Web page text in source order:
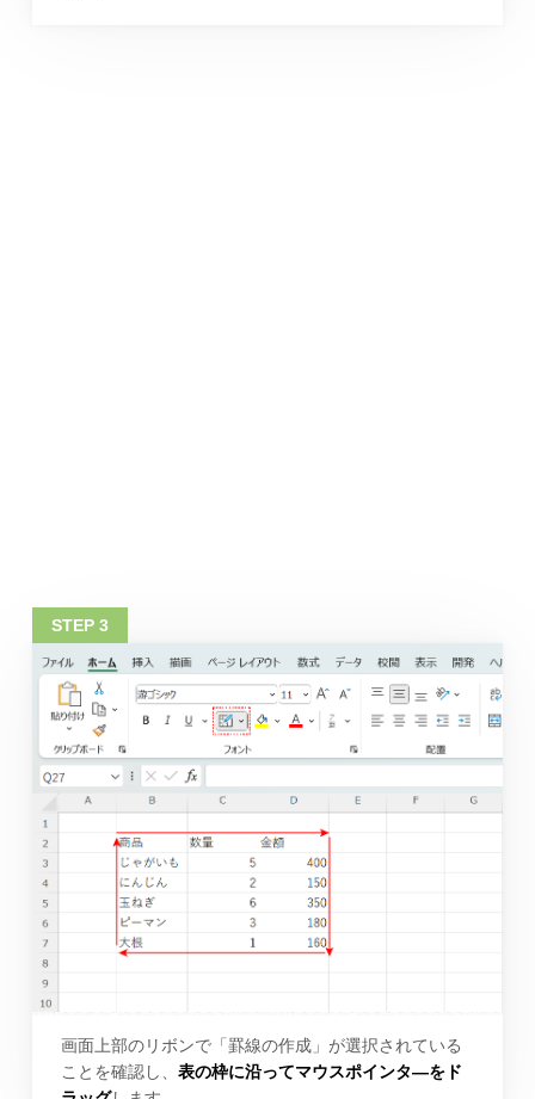
画面上部のリボンで「罫線の作成」が選択されている
ことを確認し、 表の枠に沿ってマウスポインタ―をド